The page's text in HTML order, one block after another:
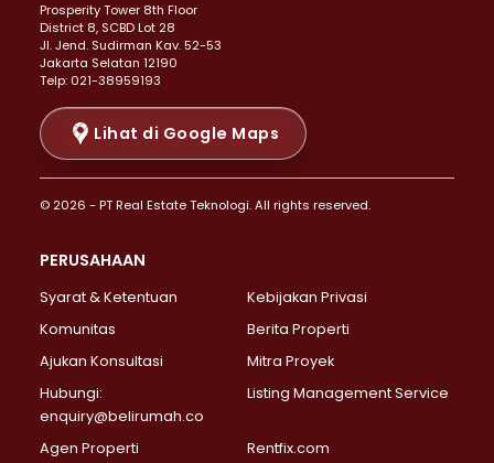
Properti Dijual di Menteng >
Properti Dijual di Senen >
Properti Dijual di Tanah Abang >
Properti Dijual di Cikini >
Properti Dijual di Kramat >
Properti Dijual di Pasar Baru >
Properti Dijual di Bendungan Hilir >
Properti Dijual di Jakarta Selatan >
Properti Dijual di Lebak Bulus >
Properti Dijual di Gandaria Selatan >
Properti Dijual di Pondok Labu >
Properti Dijual di Lenteng Agung >
Properti Dijual di Senayan >
Properti Dijual di Pondok Pinang >
Prosperity Tower 8th Floor
District 8, SCBD Lot 28
JI. Jend. Sudirman Kav. 52-53
Jakarta Selatan 12190
Telp: 021-38959193
Lihat di Google Maps
© 2026 - PT Real Estate Teknologi. All rights reserved.
PERUSAHAAN
Syarat & Ketentuan
Kebijakan Privasi
Komunitas
Berita Properti
Ajukan Konsultasi
Mitra Proyek
Hubungi:
enquiry@belirumah.co
Listing Management Service
Agen Properti Rentfix.com